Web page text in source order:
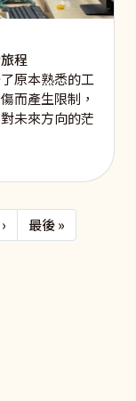
程
原本熟悉的工
而產生限制，
未來方向的茫
下一頁最後 »